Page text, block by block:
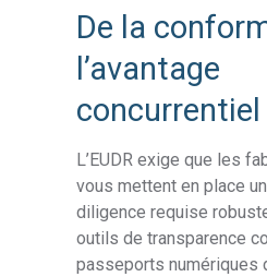
De la
l’avantage
concurrentiel
L’EUDR exige que les
vous mettent en place
diligence requise
outils de transparence
passeports numériques